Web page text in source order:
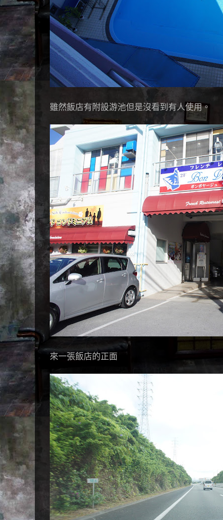
雖然飯店有附設游池但是沒看到有人使用。
來一張飯店的正面